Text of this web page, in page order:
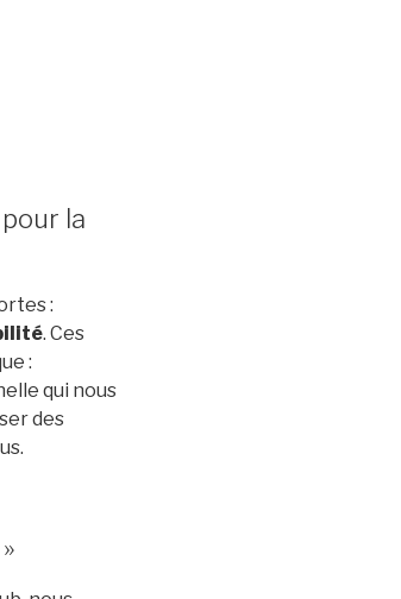
la
:
. Ces
:
qui nous
des